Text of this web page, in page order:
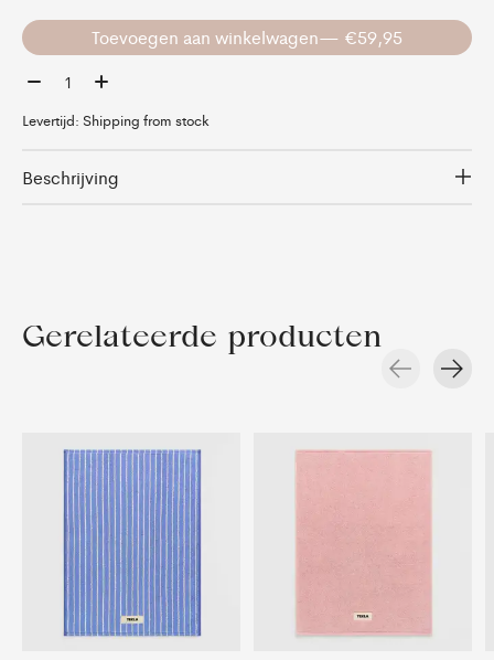
Toevoegen aan winkelwagen
— €59,95
Aantal:
Levertijd: Shipping from stock
Beschrijving
Gerelateerde producten